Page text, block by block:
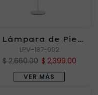
Lámpara de Pie
SASORI BL
LPV-187-002
$ 2,660.00 $ 2,399.00
VER MÁS